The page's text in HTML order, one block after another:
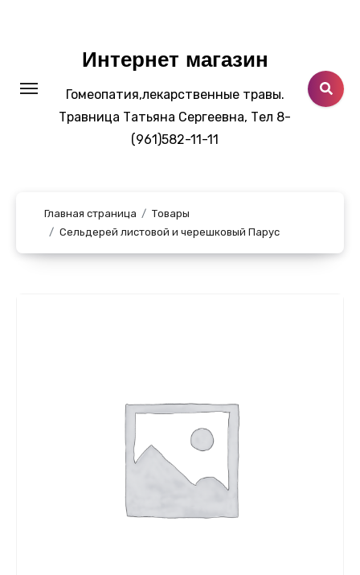
Интернет магазин
Гомеопатия,лекарственные травы.
Травница Татьяна Сергеевна, Тел 8-
(961)582-11-11
Главная страница
Товары
Сельдерей листовой и черешковый Парус